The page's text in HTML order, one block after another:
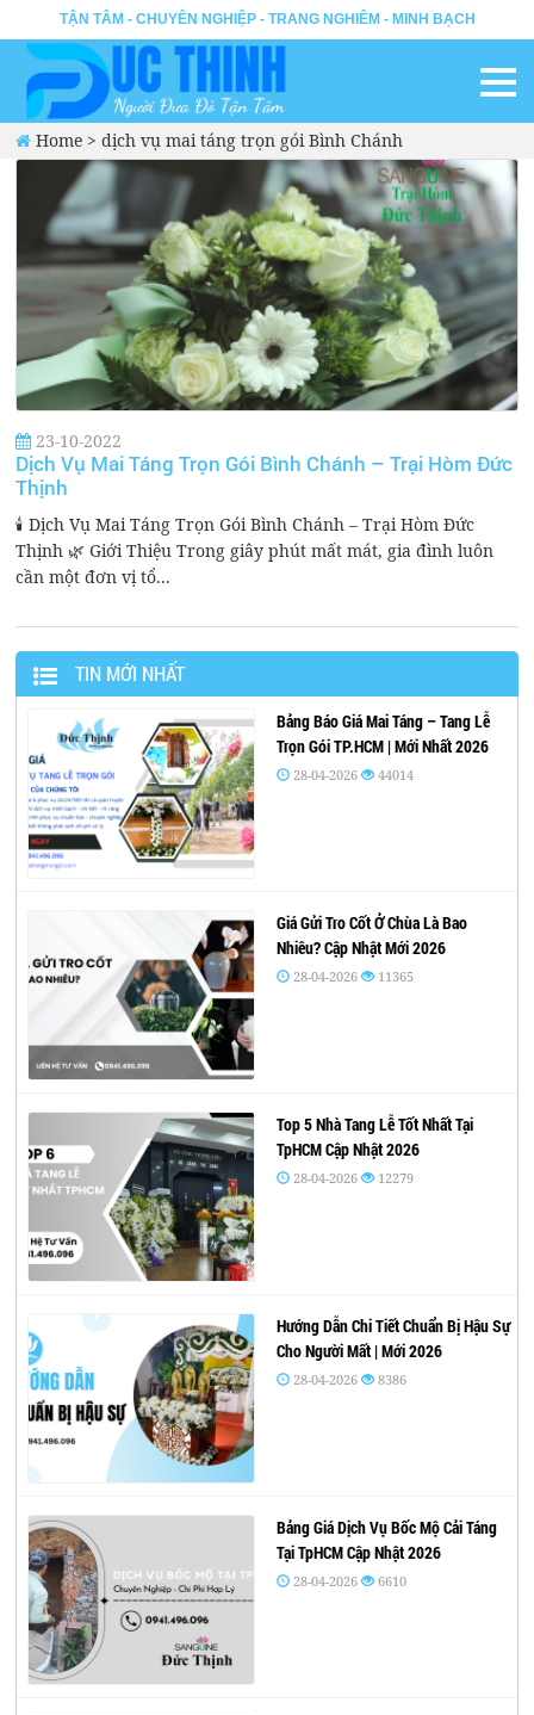
TẬN TÂM - CHUYÊN NGHIỆP - TRANG NGHIÊM - MINH BẠCH
Home >dịch vụ mai táng trọn gói Bình Chánh
23-10-2022
Dịch Vụ Mai Táng Trọn Gói Bình Chánh – Trại Hòm Đức
Thịnh
🕯️ Dịch Vụ Mai Táng Trọn Gói Bình Chánh – Trại Hòm Đức
Thịnh 🌿 Giới Thiệu Trong giây phút mất mát, gia đình luôn
cần một đơn vị tổ...
TIN MỚI NHẤT
Bảng Báo Giá Mai Táng – Tang Lễ
Trọn Gói TP.HCM | Mới Nhất 2026
28-04-2026 44014
Giá Gửi Tro Cốt Ở Chùa Là Bao
Nhiêu? Cập Nhật Mới 2026
28-04-2026 11365
Top 5 Nhà Tang Lễ Tốt Nhất Tại
TpHCM Cập Nhật 2026
28-04-2026 12279
Hướng Dẫn Chi Tiết Chuẩn Bị Hậu Sự
Cho Người Mất | Mới 2026
28-04-2026 8386
Bảng Giá Dịch Vụ Bốc Mộ Cải Táng
Tại TpHCM Cập Nhật 2026
28-04-2026 6610